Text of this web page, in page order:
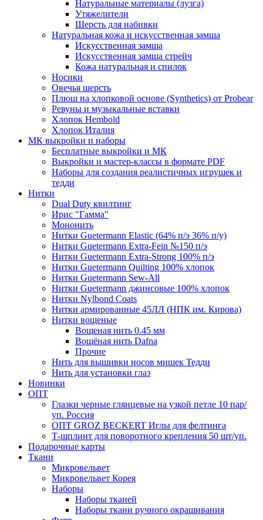
Натуральные материалы (лузга)
Утяжелители
Шерсть для набивки
Натуральная кожа и искусственная замша
Искусственная замша
Искусственная замша стрейч
Кожа натуральная и спилок
Носики
Овечья шерсть
Плюш на хлопковой основе (Synthetics) от Probear
Ревуны и музыкальные вставки
Хлопок Hembold
Хлопок Италия
МК выкройки и наборы
Бесплатные выкройки и МК
Выкройки и мастер-классы в формате PDF
Наборы для создания реалистичных игрушек и
тедди
Нитки
Dual Duty квилтинг
Ирис "Гамма"
Мононить
Нитки Guetermann Elastic (64% п/э 36% п/у)
Нитки Guetermann Extra-Fein №150 п/э
Нитки Guetermann Extra-Strong 100% п/э
Нитки Guetermann Quilting 100% хлопок
Нитки Guetermann Sew-All
Нитки Guetermann джинсовые 100% хлопок
Нитки Nylbond Coats
Нитки армированные 45ЛЛ (НПК им. Кирова)
Нитки вощеные
Вощеная нить 0.45 мм
Вощёная нить Dafna
Прочие
Нить для вышивки носов мишек Тедди
Нить для установки глаз
Новинки
ОПТ
Глазки черные глянцевые на узкой петле 10 пар/
уп. Россия
ОПТ GROZ BECKERT Иглы для фелтинга
Т-шплинт для поворотного крепления 50 шт/уп.
Подарочные карты
Ткани
Микровельвет
Микровельвет Корея
Наборы
Наборы тканей
Наборы ткани ручного окрашивания